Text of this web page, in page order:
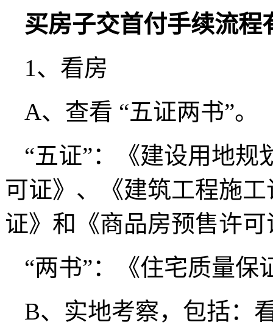
买房子交首付手续流程
1、看房
A、查看 “五证两书”。
“五证”：《建设用地
可证》、《建筑工程施
证》和《商品房预售许可
“两书”：《住宅质量
B、实地考察，包括：